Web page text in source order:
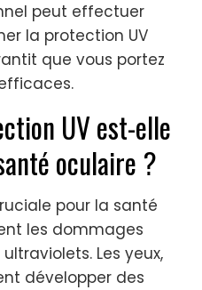
peut effectuer
la protection UV
que vous portez
UV est-elle
oculaire ?
pour la santé
les dommages
Les yeux,
développer des